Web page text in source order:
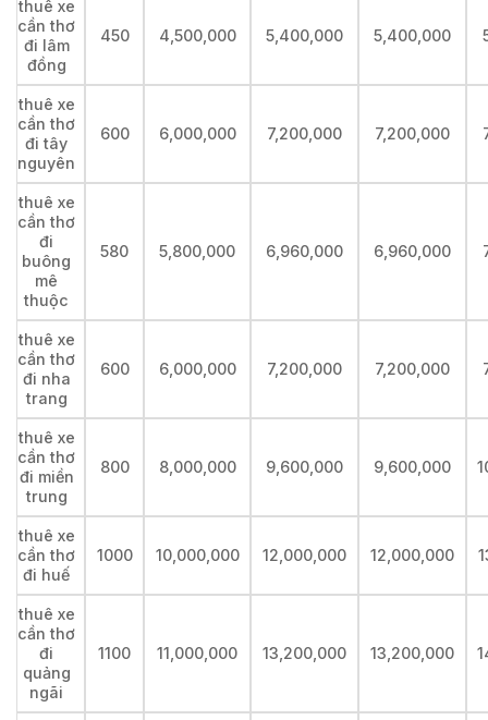
thuê xe
cần thơ
đi lâm
đồng
450 4,500,000 5,400,000 5,400,000
thuê xe
cần thơ
đi tây
nguyên
600 6,000,000 7,200,000 7,200,000
thuê xe
cần thơ
đi
buông
mê
thuộc
580 5,800,000 6,960,000 6,960,000
thuê xe
cần thơ
đi nha
trang
600 6,000,000 7,200,000 7,200,000
thuê xe
cần thơ
đi miền
trung
800 8,000,000 9,600,000 9,600,000
thuê xe
cần thơ
đi huế
1000 10,000,000 12,000,000 12,000,000
thuê xe
cần thơ
đi
quảng
ngãi
1100 11,000,000 13,200,000 13,200,000